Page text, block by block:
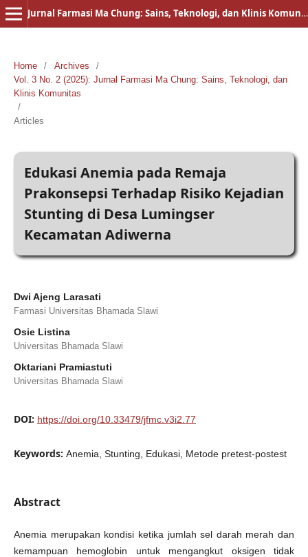
Jurnal Farmasi Ma Chung: Sains, Teknologi, dan Klinis Komunitas
Home / Archives
/
Vol. 3 No. 2 (2025): Jurnal Farmasi Ma Chung: Sains, Teknologi, dan
Klinis Komunitas
/
Articles
Edukasi Anemia pada Remaja
Prakonsepsi Terhadap Risiko Kejadian
Stunting di Desa Lumingser
Kecamatan Adiwerna
Dwi Ajeng Larasati
Farmasi Universitas Bhamada Slawi
Osie Listina
Universitas Bhamada Slawi
Oktariani Pramiastuti
Universitas Bhamada Slawi
DOI: https://doi.org/10.33479/jfmc.v3i2.77
Keywords: Anemia, Stunting, Edukasi, Metode pretest-postest
Abstract
Anemia merupakan kondisi ketika jumlah sel darah merah dan
kemampuan hemoglobin untuk mengangkut oksigen tidak